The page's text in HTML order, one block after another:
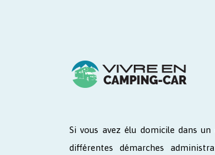
Si vous avez élu domicile dans un
différentes démarches